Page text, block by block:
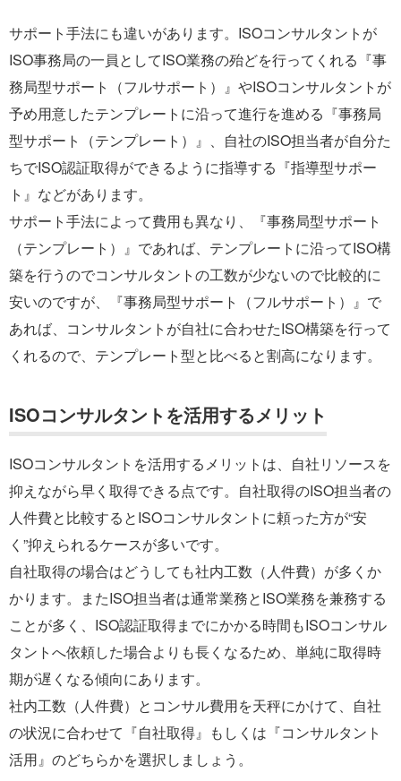
サポート手法にも違いがあります。ISOコンサルタントが
ISO事務局の一員としてISO業務の殆どを行ってくれる『事
務局型サポート（フルサポート）』やISOコンサルタントが
予め用意したテンプレートに沿って進行を進める『事務局
型サポート（テンプレート）』、自社のISO担当者が自分た
ちでISO認証取得ができるように指導する『指導型サポー
ト』などがあります。
サポート手法によって費用も異なり、『事務局型サポート
（テンプレート）』であれば、テンプレートに沿ってISO構
築を行うのでコンサルタントの工数が少ないので比較的に
安いのですが、『事務局型サポート（フルサポート）』で
あれば、コンサルタントが自社に合わせたISO構築を行って
くれるので、テンプレート型と比べると割高になります。
ISOコンサルタントを活用するメリット
ISOコンサルタントを活用するメリットは、自社リソースを
抑えながら早く取得できる点です。自社取得のISO担当者の
人件費と比較するとISOコンサルタントに頼った方が“安
く”抑えられるケースが多いです。
自社取得の場合はどうしても社内工数（人件費）が多くか
かります。またISO担当者は通常業務とISO業務を兼務する
ことが多く、ISO認証取得までにかかる時間もISOコンサル
タントへ依頼した場合よりも長くなるため、単純に取得時
期が遅くなる傾向にあります。
社内工数（人件費）とコンサル費用を天秤にかけて、自社
の状況に合わせて『自社取得』もしくは『コンサルタント
活用』のどちらかを選択しましょう。